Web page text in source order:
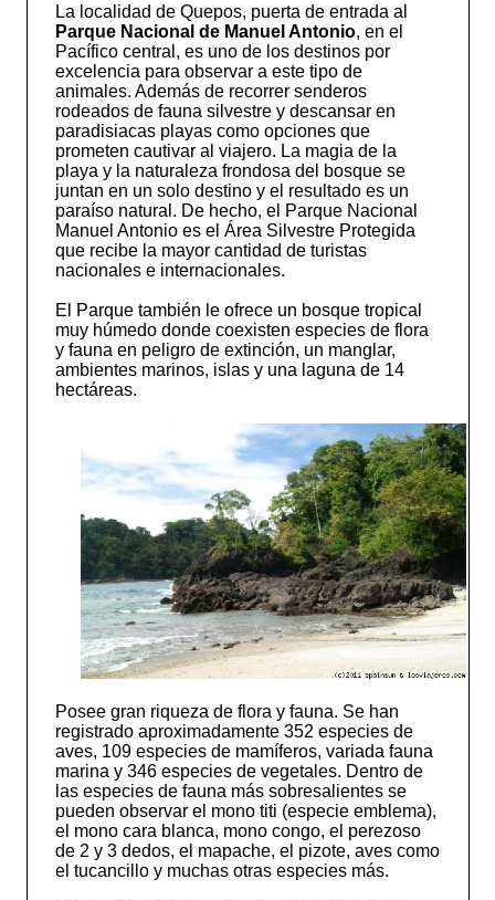
La localidad de Quepos, puerta de entrada al
Parque Nacional de Manuel Antonio, en el
Pacífico central, es uno de los destinos por
excelencia para observar a este tipo de
animales. Además de recorrer senderos
rodeados de fauna silvestre y descansar en
paradisiacas playas como opciones que
prometen cautivar al viajero. La magia de la
playa y la naturaleza frondosa del bosque se
juntan en un solo destino y el resultado es un
paraíso natural. De hecho, el Parque Nacional
Manuel Antonio es el Área Silvestre Protegida
que recibe la mayor cantidad de turistas
nacionales e internacionales.
El Parque también le ofrece un bosque tropical
muy húmedo donde coexisten especies de flora
y fauna en peligro de extinción, un manglar,
ambientes marinos, islas y una laguna de 14
hectáreas.
Posee gran riqueza de flora y fauna. Se han
registrado aproximadamente 352 especies de
aves, 109 especies de mamíferos, variada fauna
marina y 346 especies de vegetales. Dentro de
las especies de fauna más sobresalientes se
pueden observar el mono titi (especie emblema),
el mono cara blanca, mono congo, el perezoso
de 2 y 3 dedos, el mapache, el pizote, aves como
el tucancillo y muchas otras especies más.